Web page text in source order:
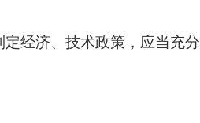
经济、技术政策，应当充